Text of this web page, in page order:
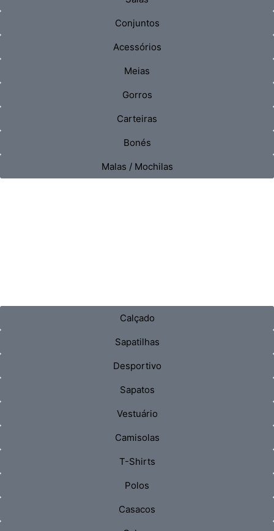
Conjuntos
Acessórios
Meias
Gorros
Carteiras
Bonés
Malas / Mochilas
Calçado
Sapatilhas
Desportivo
Sapatos
Vestuário
Camisolas
T-Shirts
Polos
Casacos